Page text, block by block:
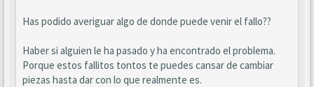
Has podido averiguar algo de donde puede venir el fallo??
Haber si alguien le ha pasado y ha encontrado el problema.
Porque estos fallitos tontos te puedes cansar de cambiar
piezas hasta dar con lo que realmente es.